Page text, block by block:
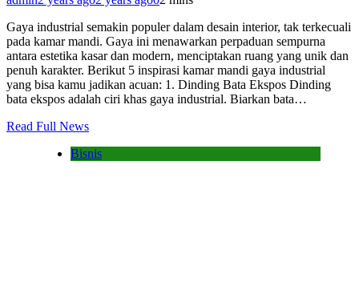
Gaya industrial semakin populer dalam desain interior, tak terkecuali
pada kamar mandi. Gaya ini menawarkan perpaduan sempurna
antara estetika kasar dan modern, menciptakan ruang yang unik dan
penuh karakter. Berikut 5 inspirasi kamar mandi gaya industrial
yang bisa kamu jadikan acuan: 1. Dinding Bata Ekspos Dinding
bata ekspos adalah ciri khas gaya industrial. Biarkan bata…
Read Full News
Bisnis